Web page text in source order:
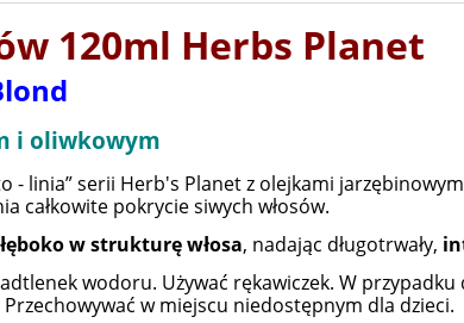
Cena nie zawiera ewentualnych kosztów
120ml Herbs Planet
i oliwkowym
- linia” serii Herb's Planet z olejkami
całkowite pokrycie siwych włosów.
w strukturę włosa, nadając długotrwały,
wodoru. Używać rękawiczek. W
w miejscu niedostępnym dla dzieci.